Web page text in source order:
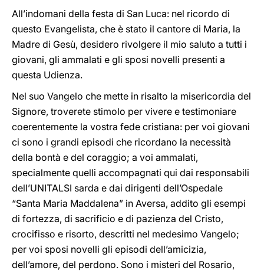
All’indomani della festa di San Luca: nel ricordo di
questo Evangelista, che è stato il cantore di Maria, la
Madre di Gesù, desidero rivolgere il mio saluto a tutti i
giovani, gli ammalati e gli sposi novelli presenti a
questa Udienza.
Nel suo Vangelo che mette in risalto la misericordia del
Signore, troverete stimolo per vivere e testimoniare
coerentemente la vostra fede cristiana: per voi giovani
ci sono i grandi episodi che ricordano la necessità
della bontà e del coraggio; a voi ammalati,
specialmente quelli accompagnati qui dai responsabili
dell’UNITALSI sarda e dai dirigenti dell’Ospedale
“Santa Maria Maddalena” in Aversa, addito gli esempi
di fortezza, di sacrificio e di pazienza del Cristo,
crocifisso e risorto, descritti nel medesimo Vangelo;
per voi sposi novelli gli episodi dell’amicizia,
dell’amore, del perdono. Sono i misteri del Rosario,